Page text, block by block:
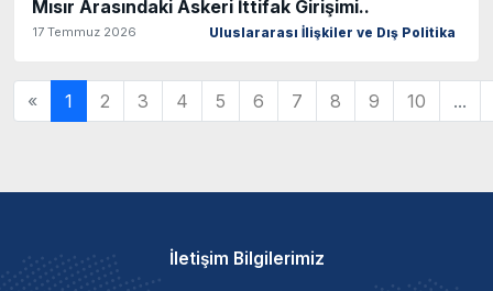
Mısır Arasındaki Askeri İttifak Girişimi..
17 Temmuz 2026 Uluslararası İlişkiler ve Dış Politika
« 1 2 3 4 5 6 7 8 9 10 ...
İletişim Bilgilerimiz